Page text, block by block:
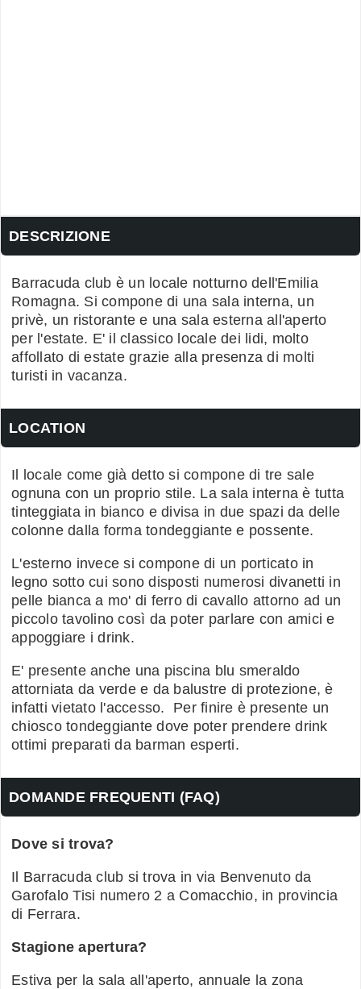
DESCRIZIONE
Barracuda club è un locale notturno dell'Emilia
Romagna. Si compone di una sala interna, un
privè, un ristorante e una sala esterna all'aperto
per l'estate. E' il classico locale dei lidi, molto
affollato di estate grazie alla presenza di molti
turisti in vacanza.
LOCATION
Il locale come già detto si compone di tre sale
ognuna con un proprio stile. La sala interna è tutta
tinteggiata in bianco e divisa in due spazi da delle
colonne dalla forma tondeggiante e possente.
L'esterno invece si compone di un porticato in
legno sotto cui sono disposti numerosi divanetti in
pelle bianca a mo' di ferro di cavallo attorno ad un
piccolo tavolino così da poter parlare con amici e
appoggiare i drink.
E' presente anche una piscina blu smeraldo
attorniata da verde e da balustre di protezione, è
infatti vietato l'accesso. Per finire è presente un
chiosco tondeggiante dove poter prendere drink
ottimi preparati da barman esperti.
DOMANDE FREQUENTI (FAQ)
Dove si trova?
Il Barracuda club si trova in via Benvenuto da
Garofalo Tisi numero 2 a Comacchio, in provincia
di Ferrara.
Stagione apertura?
Estiva per la sala all'aperto, annuale la zona